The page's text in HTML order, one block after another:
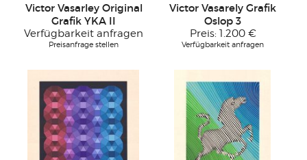
Victor Vasarley Original
Grafik YKA II
Verfügbarkeit anfragen
Preisanfrage stellen
Victor Vasarely Grafik
Oslop 3
Preis: 1.200 €
Verfügbarkeit anfragen